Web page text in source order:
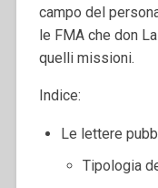
campo del
le FMA che don
quelli missioni.
Indice:
Le lettere
Tipologia